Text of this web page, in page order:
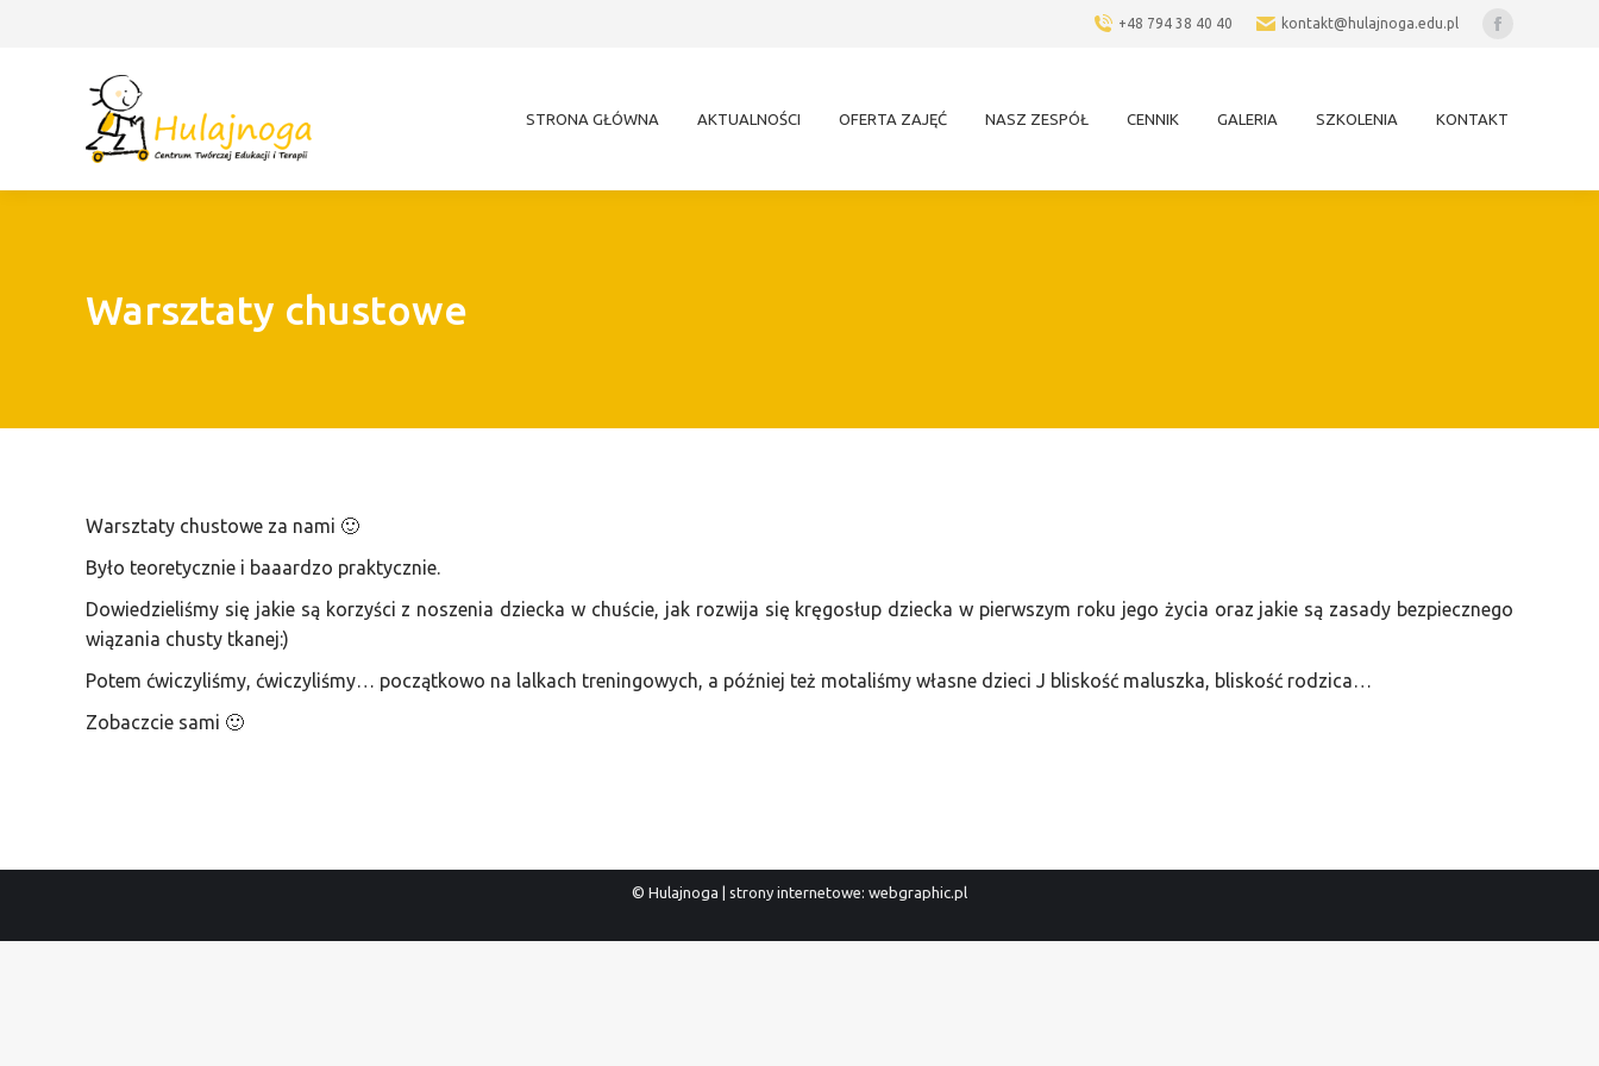
+48 794 38 40 40 kontakt@hulajnoga.edu.pl
Facebook
in
window
STRONA GŁÓWNA AKTUALNOŚCI OFERTA ZAJĘĆ NASZ ZESPÓŁ CENNIK GALERIA SZKOLENIA KONTAKT
Warsztaty chustowe
Warsztaty chustowe za nami 🙂
Było teoretycznie i baaardzo praktycznie.
Dowiedzieliśmy się jakie są korzyści z noszenia dziecka w chuście, jak rozwija się kręgosłup dziecka w pierwszym roku jego życia oraz jakie są zasady bezpiecznego
wiązania chusty tkanej:)
Potem ćwiczyliśmy, ćwiczyliśmy… początkowo na lalkach treningowych, a później też motaliśmy własne dzieci J bliskość maluszka, bliskość rodzica…
Zobaczcie sami 🙂
© Hulajnoga | strony internetowe: webgraphic.pl